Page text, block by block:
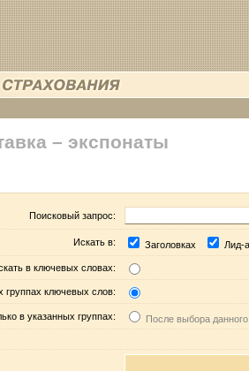
– экспонаты
Поисковый запрос:
Искать в: Заголовках Лид-
в ключевых словах:
группах ключевых слов:
в указанных группах: После выбора данного